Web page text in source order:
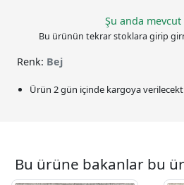
Şu anda
Bu ürünün tekrar stoklara girip
Renk: Bej
Ürün 2 gün içinde kargoya
Bu ürüne bakanlar bu